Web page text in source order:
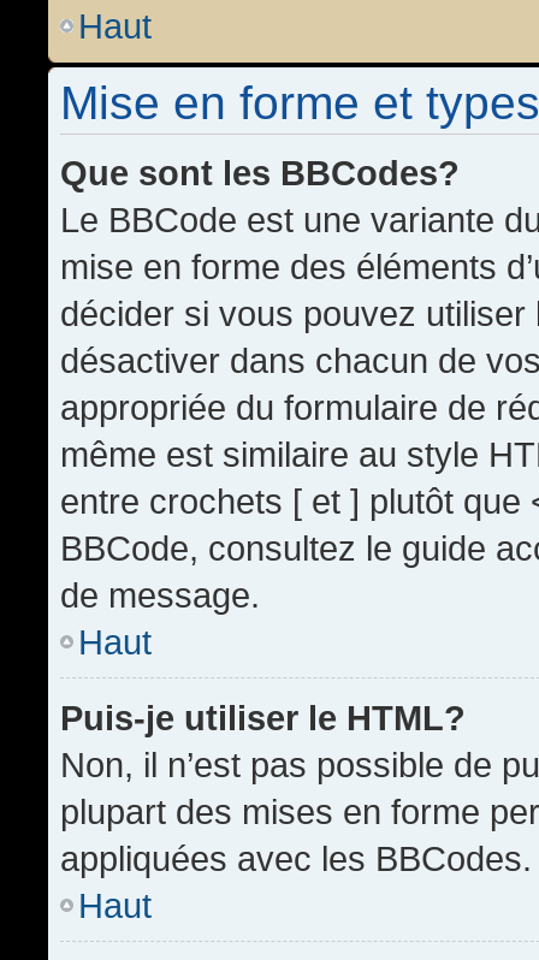
Haut
Mise en forme et
Que sont les BBCodes?
Le BBCode est une variante
mise en forme des éléments
décider si vous pouvez
désactiver dans chacun de
appropriée du formulaire de
même est similaire au style
entre crochets [ et ] plutôt que
BBCode, consultez le guide
de message.
Haut
Puis-je utiliser le HTML?
Non, il n’est pas possible de
plupart des mises en forme
appliquées avec les BBCodes.
Haut